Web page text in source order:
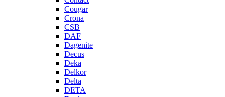
Cougar
Crona
CSB
DAF
Dagenite
Decus
Deka
Delkor
Delta
DETA